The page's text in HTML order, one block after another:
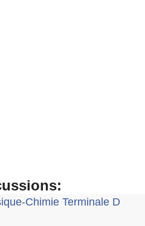
Chimie Terminale D